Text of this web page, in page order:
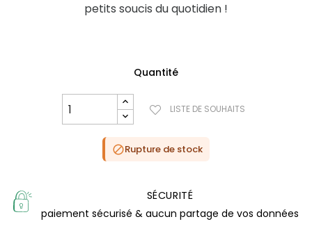
petits soucis du quotidien !
Quantité
LISTE DE SOUHAITS
Rupture de stock
SÉCURITÉ
paiement sécurisé & aucun partage de vos données